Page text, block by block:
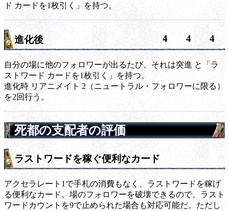
ド カードを1枚引く」を持つ。
進化後 4 4 4
自分の場に他のフォロワーが出るたび、それは突進 と「 ラ
ストワード カードを1枚引く」を持つ。
進化時 リアニメイト 2（ニュートラル・フォロワーに限る）
を2回行う。
死都の支配者の評価
ラストワードを稼ぐ便利なカード
アクセラレート1で手札の消費もなく、ラストワードを稼げ
る便利なカード。場のフォロワーを破壊できるので、ラスト
ワードカウントを9で止められた場合も対応可能だ。ただし